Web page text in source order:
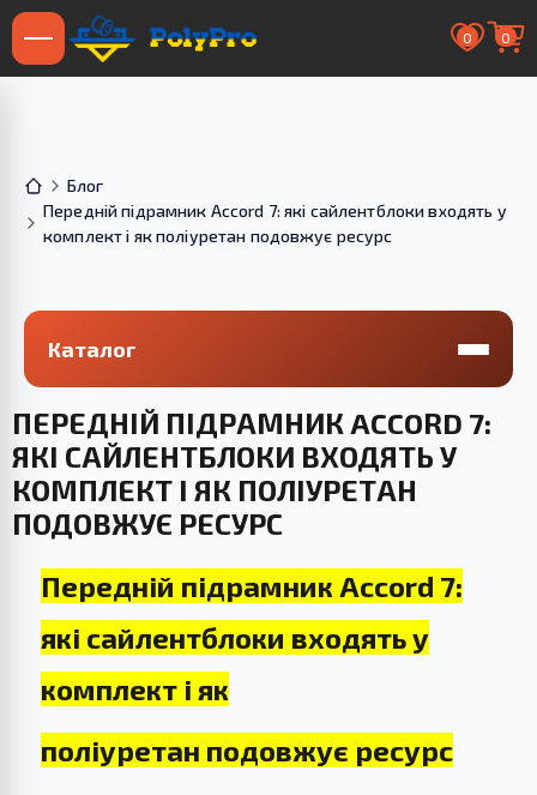
0 0
Блог
Передній підрамник Accord 7: які сайлентблоки входять у
комплект і як поліуретан подовжує ресурс
Каталог
ПЕРЕДНІЙ ПІДРАМНИК ACCORD 7:
ЯКІ САЙЛЕНТБЛОКИ ВХОДЯТЬ У
КОМПЛЕКТ І ЯК ПОЛІУРЕТАН
ПОДОВЖУЄ РЕСУРС
Передній підрамник Accord 7:
які сайлентблоки входять у
комплект і як
поліуретан подовжує ресурс